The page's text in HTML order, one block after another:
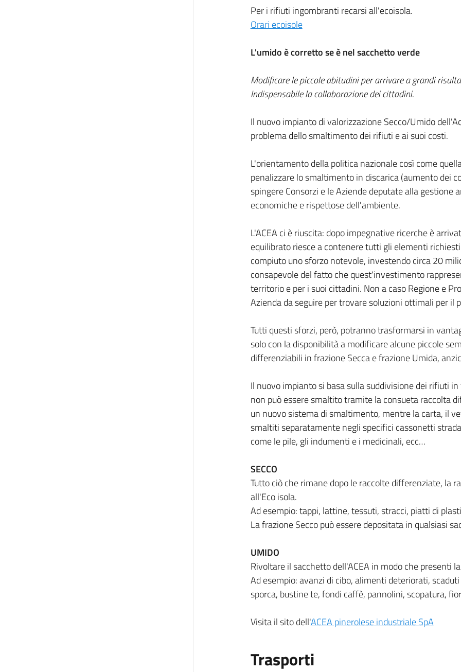
Per i rifiuti ingombranti recarsi all'ecoisola.
Orari ecoisole
L'umido è corretto se è nel sacchetto verde
Modificare le piccole abitudini per arrivare a grandi
Indispensabile la collaborazione dei cittadini.
Il nuovo impianto di valorizzazione Secco/Umido
problema dello smaltimento dei rifiuti e ai suoi costi.
L'orientamento della politica nazionale così come
penalizzare lo smaltimento in discarica (aumento dei
spingere Consorzi e le Aziende deputate alla
economiche e rispettose dell'ambiente.
L'ACEA ci è riuscita: dopo impegnative ricerche è
equilibrato riesce a contenere tutti gli elementi
compiuto uno sforzo notevole, investendo circa 20
consapevole del fatto che quest'investimento
territorio e per i suoi cittadini. Non a caso Regione e
Azienda da seguire per trovare soluzioni ottimali per il
Tutti questi sforzi, però, potranno trasformarsi in
solo con la disponibilità a modificare alcune piccole
differenziabili in frazione Secca e frazione Umida,
Il nuovo impianto si basa sulla suddivisione dei rifiuti
non può essere smaltito tramite la consueta raccolta
un nuovo sistema di smaltimento, mentre la carta, il
smaltiti separatamente negli specifici cassonetti
come le pile, gli indumenti e i medicinali, ecc…
SECCO
Tutto ciò che rimane dopo le raccolte differenziate, la
all'Eco isola.
Ad esempio: tappi, lattine, tessuti, stracci, piatti di
La frazione Secco può essere depositata in qualsiasi
UMIDO
Rivoltare il sacchetto dell'ACEA in modo che presenti
Ad esempio: avanzi di cibo, alimenti deteriorati,
sporca, bustine te, fondi caffè, pannolini, scopatura,
Visita il sito dell'ACEA pinerolese industriale SpA
Trasporti